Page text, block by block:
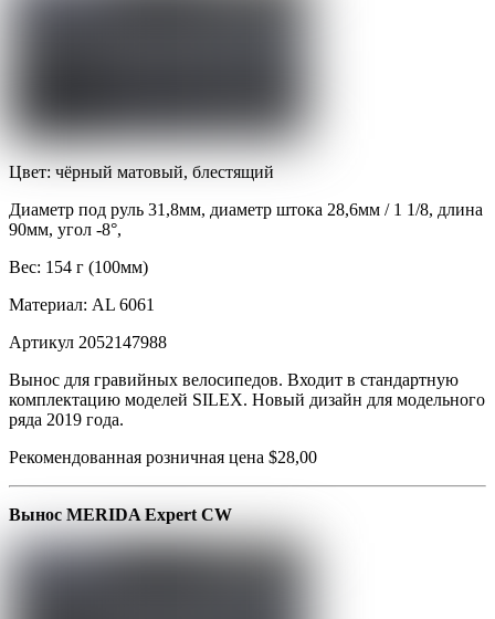
Цвет: чёрный матовый, блестящий
Диаметр под руль 31,8мм, диаметр штока 28,6мм / 1 1/8, длина
90мм, угол -8°,
Вес: 154 г (100мм)
Материал: AL 6061
Артикул 2052147988
Вынос для гравийных велосипедов. Входит в стандартную
комплектацию моделей SILEX. Новый дизайн для модельного
ряда 2019 года.
Рекомендованная розничная цена $28,00
Вынос MERIDA Expert CW